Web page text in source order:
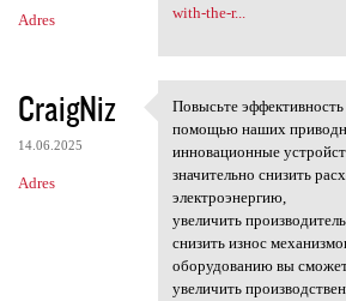
Adres
with-the-r...
CraigNiz
14.06.2025
Adres
Повысьте
Повысьте эффективность
помощью наших
инновационные
значительно снизить
электроэнергию,
увеличить
снизить износ
оборудованию вы
увеличить